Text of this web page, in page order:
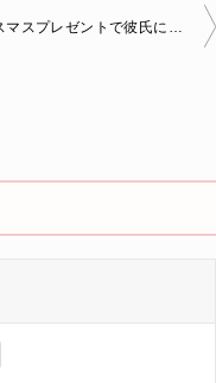
クリスマスプレゼントで彼氏に財布を贈る場合のおすすめブランドは?